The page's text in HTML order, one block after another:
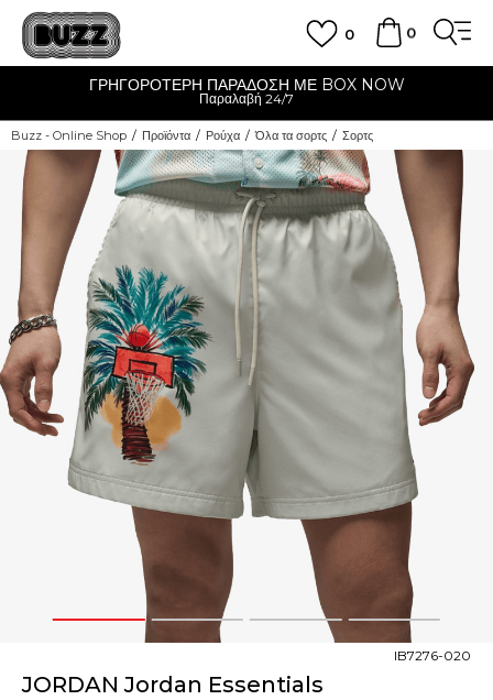
0
0
ΓΡΗΓΟΡΟΤΕΡΗ ΠΑΡΑΔΟΣΗ ΜΕ BOX NOW
Παραλαβή 24/7
Buzz - Online Shop Προϊόντα Ρούχα Όλα τα σορτς Σορτς
1 2 3 4
JORDAN Jordan Essentials
IB7276-020